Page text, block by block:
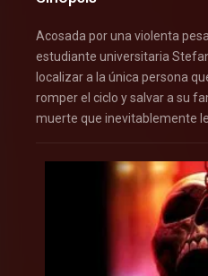
Acosada por una violenta
estudiante universitaria
localizar a la única persona
romper el ciclo y salvar a su
muerte que inevitablemente